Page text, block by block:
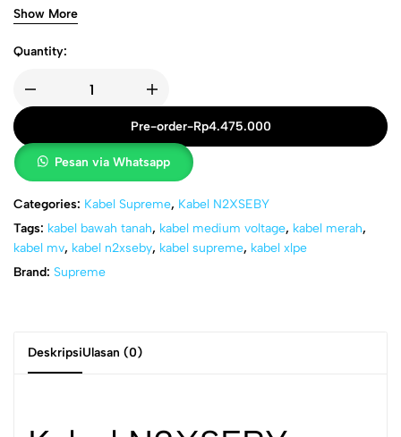
Standard : SPLN 43-5/IEC 60502-2
Show More
Quantity:
Pre-order-Rp4.475.000
Pesan via Whatsapp
Categories: Kabel Supreme, Kabel N2XSEBY
Tags: kabel bawah tanah, kabel medium voltage, kabel merah,
kabel mv, kabel n2xseby, kabel supreme, kabel xlpe
Brand: Supreme
DeskripsiUlasan (0)